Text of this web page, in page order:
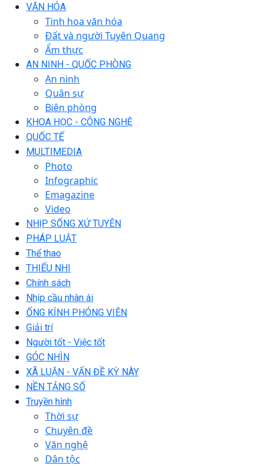
VĂN HÓA
Tinh hoa văn hóa
Đất và người Tuyên Quang
Ẩm thực
AN NINH - QUỐC PHÒNG
An ninh
Quân sự
Biên phòng
KHOA HỌC - CÔNG NGHỆ
QUỐC TẾ
MULTIMEDIA
Photo
Infographic
Emagazine
Video
NHỊP SỐNG XỨ TUYÊN
PHÁP LUẬT
Thể thao
THIẾU NHI
Chính sách
Nhịp cầu nhân ái
ỐNG KÍNH PHÓNG VIÊN
Giải trí
Người tốt - Việc tốt
GÓC NHÌN
XÃ LUẬN - VẤN ĐỀ KỲ NÀY
NỀN TẢNG SỐ
Truyền hình
Thời sự
Chuyên đề
Văn nghệ
Dân tộc